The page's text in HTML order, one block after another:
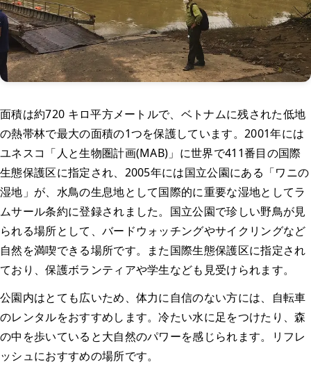
面積は約720 キロ平方メートルで、ベトナムに残された低地
の熱帯林で最大の面積の1つを保護しています。2001年には
ユネスコ「人と生物圏計画(MAB)」に世界で411番目の国際
生態保護区に指定され、2005年には国立公園にある「ワニの
湿地」が、水鳥の生息地として国際的に重要な湿地としてラ
ムサール条約に登録されました。国立公園で珍しい野鳥が見
られる場所として、バードウォッチングやサイクリングなど
自然を満喫できる場所です。また国際生態保護区に指定され
ており、保護ボランティアや学生なども見受けられます。
公園内はとても広いため、体力に自信のない方には、自転車
のレンタルをおすすめします。冷たい水に足をつけたり、森
の中を歩いていると大自然のパワーを感じられます。リフレ
ッシュにおすすめの場所です。